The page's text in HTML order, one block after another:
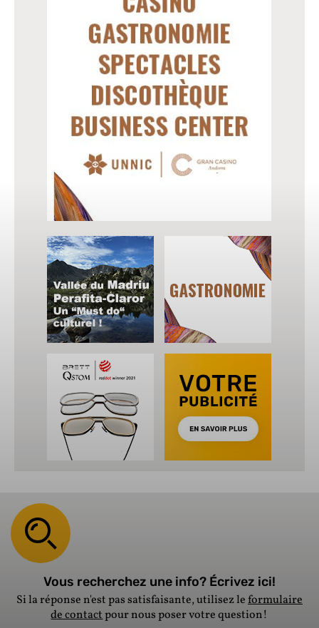
Vous recherchez une info? Écrivez ici!
Si la réponse n'est pas satisfaisante, utilisez leformulaire
de contactpour nous poser votre question!